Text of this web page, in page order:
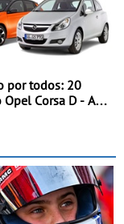
por todos: 20
Corsa D - A
Britânico, em